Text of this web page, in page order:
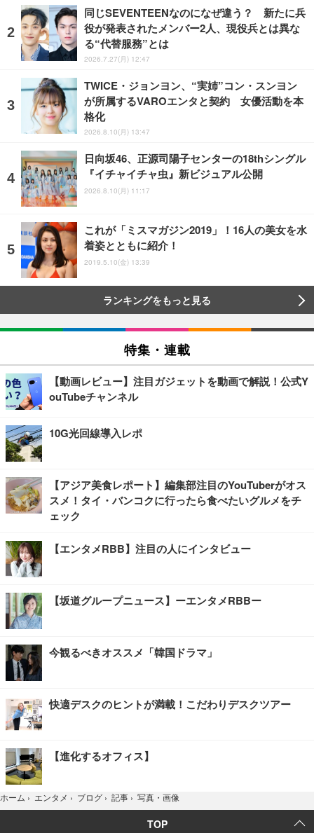
同じSEVENTEENなのになぜ違う？ 新たに兵
役が発表されたメンバー2人、現役兵とは異な
る“代替服務”とは
2026.7.27(月) 12:47
TWICE・ジョンヨン、“実姉”コン・スンヨン
が所属するVAROエンタと契約 女優活動を本
格化
2026.8.10(月) 13:47
日向坂46、正源司陽子センターの18thシングル
『イチャイチャ虫』新ビジュアル公開
2026.8.10(月) 11:17
これが「ミスマガジン2019」！16人の美女を水
着姿とともに紹介！
2019.5.10(金) 13:39
ランキングをもっと見る
特集・連載
【動画レビュー】注目ガジェットを動画で解説！公式Y
ouTubeチャンネル
10G光回線導入レポ
【アジア美食レポート】編集部注目のYouTuberがオス
スメ！タイ・バンコクに行ったら食べたいグルメをチ
ェック
【エンタメRBB】注目の人にインタビュー
【坂道グループニュース】ーエンタメRBBー
今観るべきオススメ「韓国ドラマ」
快適デスクのヒントが満載！こだわりデスクツアー
【進化するオフィス】
ホーム › エンタメ › ブログ › 記事 › 写真・画像
TOP